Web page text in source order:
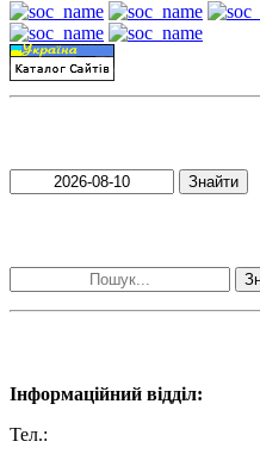
Знайти
Інформаційний відділ:
Тел.: